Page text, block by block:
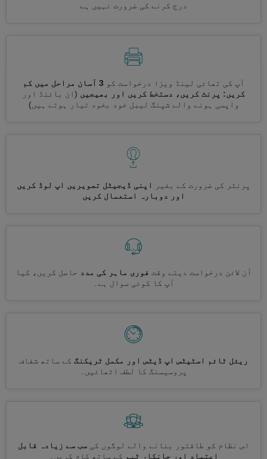
درج کرنے کی ضرورت نہیں ہے
آپ کی تھائی لینڈ ویزا درخواست کو
3 آسان مراحل میں کم
کریں: پرنٹ کریں، دستخط کریں اور بھیجیں (ان بائنڈ اور
واپسی ہونے والے شپنگ لیبل خود بخود تیار ہوتے ہیں)
پرنٹر کی ضرورت کے بغیر
اپنی ڈیجیٹل تصویریں اپ لوڈ کریں
اور دوبارہ استعمال کریں
آن لائن درخواست دیتے وقت فوری ماہر کی مدد حاصل کریں، کیا
آپ کا کوئی سوال ہے۔
ریئل ٹائم اسٹیٹس اپ ڈیٹس اور مکمل ٹریکنگ کے ساتھ شفاف
پروسیسنگ کا لطف اٹھائیں۔
اس نظام کو طاقتور بنانے والے لوگوں کی سب سے زیادہ قابل
اعتماد اور جانکار ٹیم کے ساتھ کام کریں۔